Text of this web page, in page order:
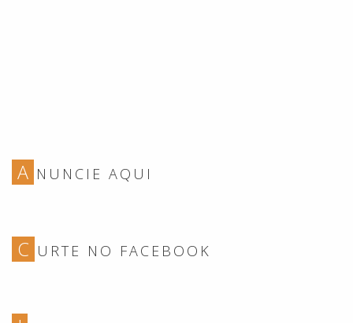
A NUNCIE AQUI
C URTE NO FACEBOOK